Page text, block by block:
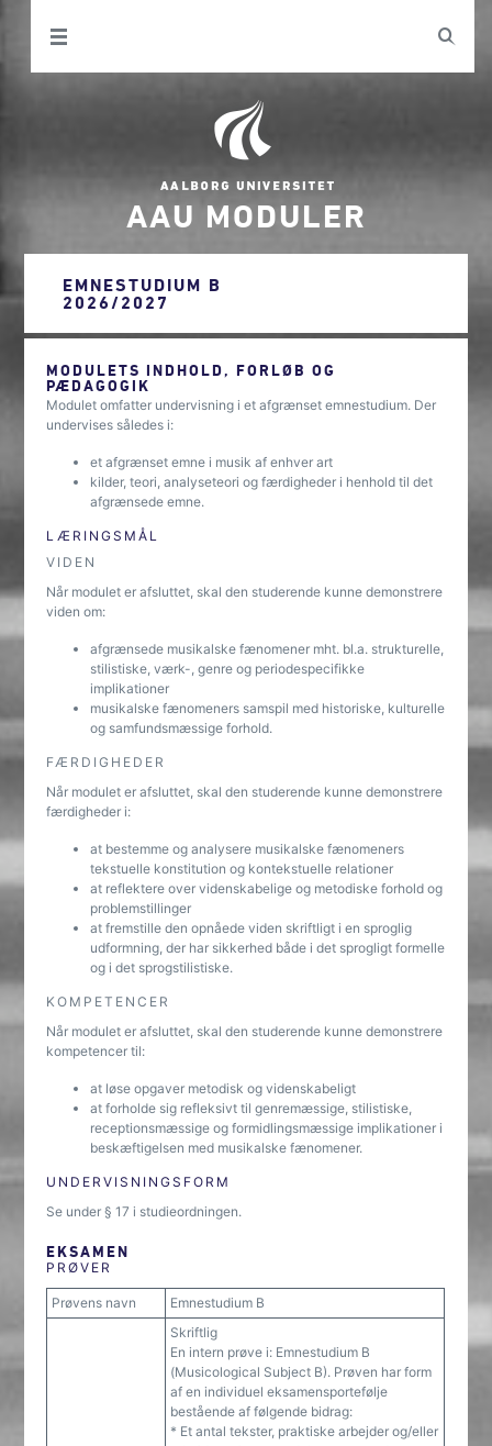
AAU MODULER
EMNESTUDIUM B
2026/2027
MODULETS INDHOLD, FORLØB OG
PÆDAGOGIK
Modulet omfatter undervisning i et afgrænset emnestudium. Der
undervises således i:
et afgrænset emne i musik af enhver art
kilder, teori, analyseteori og færdigheder i henhold til det
afgrænsede emne.
LÆRINGSMÅL
VIDEN
Når modulet er afsluttet, skal den studerende kunne demonstrere
viden om:
afgrænsede musikalske fænomener mht. bl.a. strukturelle,
stilistiske, værk-, genre og periodespecifikke
implikationer
musikalske fænomeners samspil med historiske, kulturelle
og samfundsmæssige forhold.
FÆRDIGHEDER
Når modulet er afsluttet, skal den studerende kunne demonstrere
færdigheder i:
at bestemme og analysere musikalske fænomeners
tekstuelle konstitution og kontekstuelle relationer
at reflektere over videnskabelige og metodiske forhold og
problemstillinger
at fremstille den opnåede viden skriftligt i en sproglig
udformning, der har sikkerhed både i det sprogligt formelle
og i det sprogstilistiske.
KOMPETENCER
Når modulet er afsluttet, skal den studerende kunne demonstrere
kompetencer til:
at løse opgaver metodisk og videnskabeligt
at forholde sig refleksivt til genremæssige, stilistiske,
receptionsmæssige og formidlingsmæssige implikationer i
beskæftigelsen med musikalske fænomener.
UNDERVISNINGSFORM
Se under § 17 i studieordningen.
EKSAMEN
PRØVER
Prøvens navn Emnestudium B
Skriftlig
En intern prøve i: Emnestudium B
(Musicological Subject B). Prøven har form
af en individuel eksamensportefølje
bestående af følgende bidrag:
* Et antal tekster, praktiske arbejder og/eller